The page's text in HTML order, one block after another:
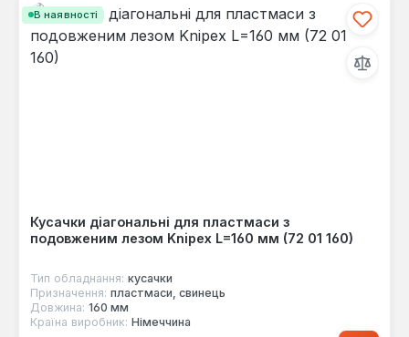
В наявності
Кусачки діагональні для пластмаси з
подовженим лезом Knipex L=160 мм (72 01 160)
Тип обладнання: кусачки
Призначення: пластмаси, свинець
Довжина: 160 мм
Країна виробник: Німеччина